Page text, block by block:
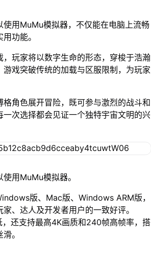
用MuMu模拟器，不仅能在电脑上流畅
功能。
，玩家将以数字生命的形态，穿梭于浩瀚
戏突破传统的加载与区服限制，为玩家
角色展开冒险，既可参与激烈的战斗和
次选择都会见证一个独特宇宙文明的兴
用MuMu模拟器。
版、Mac版、Windows ARM版，
、达人及开发者用户的一致好评。
还支持最高4K画质和240帧高帧率，搭
。